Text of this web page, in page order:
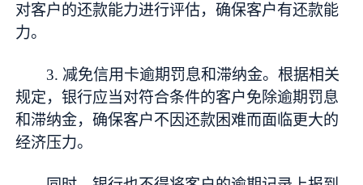
对客户的还款能力进行评估，确保客户有还款能
力。
3. 减免信用卡逾期罚息和滞纳金。根据相关
规定，银行应当对符合条件的客户免除逾期罚息
和滞纳金，确保客户不因还款困难而面临更大的
经济压力。